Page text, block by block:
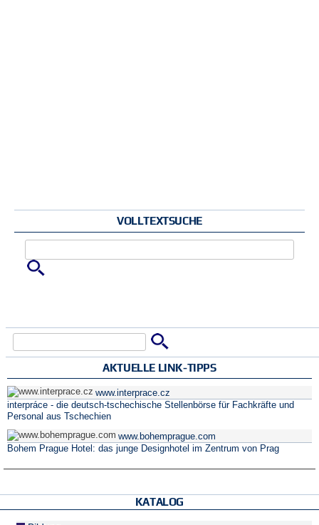
VOLLTEXTSUCHE
Suchformular
AKTUELLE LINK-TIPPS
www.interprace.cz
interpráce - die deutsch-tschechische Stellenbörse für Fachkräfte und
Personal aus Tschechien
www.bohemprague.com
Bohem Prague Hotel: das junge Designhotel im Zentrum von Prag
KATALOG